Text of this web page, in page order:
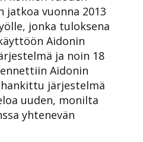
jatkoa vuonna 2013
jonka tuloksena
Aidonin
ja noin 18
Aidonin
järjestelmä
uuden, monilta
yhtenevän